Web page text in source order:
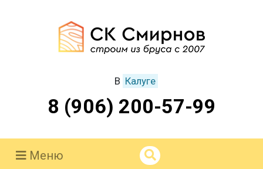
В Калуге
8 (906) 200-57-99
Меню